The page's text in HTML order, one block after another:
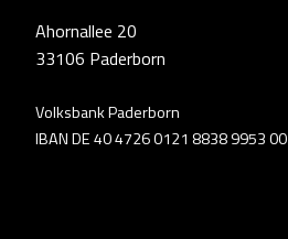
Ahornallee 20
33106 Paderborn
Volksbank Paderborn
IBAN DE 40 4726 0121 8838 9953 00